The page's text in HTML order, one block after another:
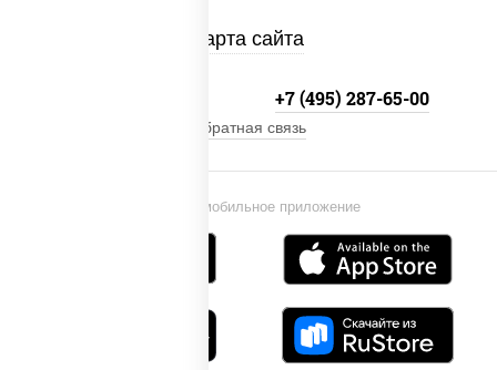
Карта сайта
Установи мобильное приложение
+7 (495) 287-65-00
Обратная связь